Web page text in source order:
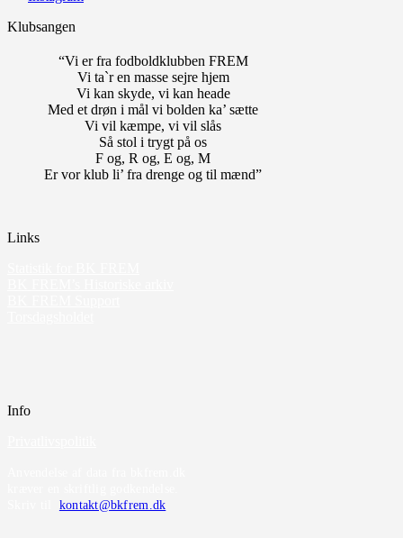
Klubsangen
“Vi er fra fodboldklubben FREM
Vi ta`r en masse sejre hjem
Vi kan skyde, vi kan heade
Med et drøn i mål vi bolden ka’ sætte
Vi vil kæmpe, vi vil slås
Så stol i trygt på os
F og, R og, E og, M
Er vor klub li’ fra drenge og til mænd”
Links
Info
kontakt@bkfrem.dk